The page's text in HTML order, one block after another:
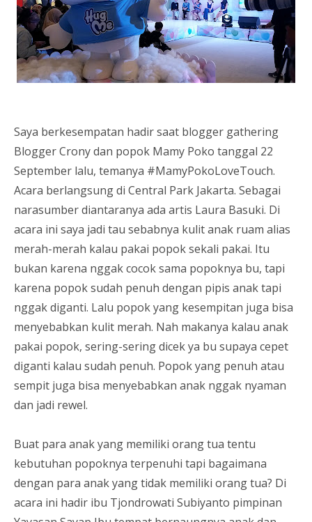
Saya berkesempatan hadir saat blogger gathering
Blogger Crony dan popok Mamy Poko tanggal 22
September lalu, temanya #MamyPokoLoveTouch.
Acara berlangsung di Central Park Jakarta. Sebagai
narasumber diantaranya ada artis Laura Basuki. Di
acara ini saya jadi tau sebabnya kulit anak ruam alias
merah-merah kalau pakai popok sekali pakai. Itu
bukan karena nggak cocok sama popoknya bu, tapi
karena popok sudah penuh dengan pipis anak tapi
nggak diganti. Lalu popok yang kesempitan juga bisa
menyebabkan kulit merah. Nah makanya kalau anak
pakai popok, sering-sering dicek ya bu supaya cepet
diganti kalau sudah penuh. Popok yang penuh atau
sempit juga bisa menyebabkan anak nggak nyaman
dan jadi rewel.
Buat para anak yang memiliki orang tua tentu
kebutuhan popoknya terpenuhi tapi bagaimana
dengan para anak yang tidak memiliki orang tua? Di
acara ini hadir ibu Tjondrowati Subiyanto pimpinan